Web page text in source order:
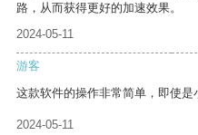
路，从而获得更好的加速效果。
2024-05-11
游客
这款软件的操作非常简单，即使是
2024-05-11